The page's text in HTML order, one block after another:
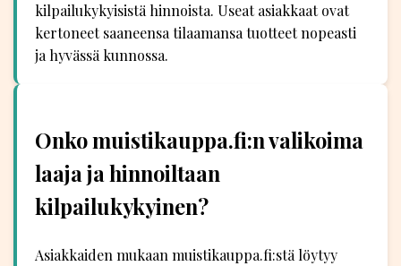
kilpailukykyisistä hinnoista. Useat asiakkaat ovat
kertoneet saaneensa tilaamansa tuotteet nopeasti
ja hyvässä kunnossa.
Onko muistikauppa.fi:n valikoima
laaja ja hinnoiltaan
kilpailukykyinen?
Asiakkaiden mukaan muistikauppa.fi:stä löytyy